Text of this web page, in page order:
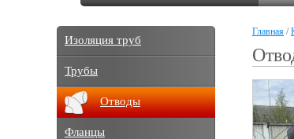
Главная /
Изоляция труб
Трубы
Отводы
Фланцы